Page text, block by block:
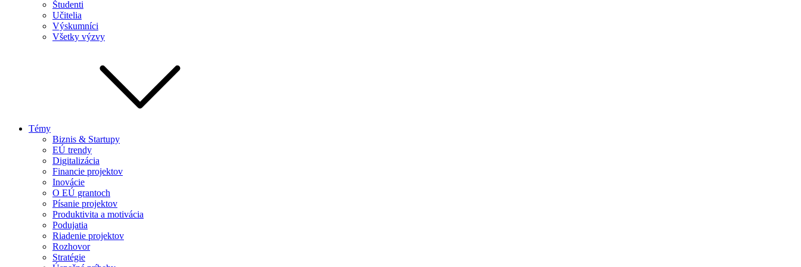
Študenti
Učitelia
Výskumníci
Všetky výzvy
Témy
Biznis & Startupy
EÚ trendy
Digitalizácia
Financie projektov
Inovácie
O EÚ grantoch
Písanie projektov
Produktivita a motivácia
Podujatia
Riadenie projektov
Rozhovor
Stratégie